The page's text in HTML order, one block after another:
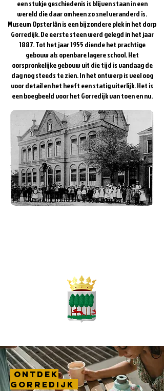
een stukje geschiedenis is blijven staan in een
wereld die daar omheen zo snel veranderd is.
Museum Opsterlân is een bijzondere plek in het dorp
Gorredijk. De eerste steen werd gelegd in het jaar
1887. Tot het jaar 1955 diende het prachtige
gebouw als openbare lagere school. Het
oorspronkelijke gebouw uit die tijd is vandaag de
dag nog steeds te zien. In het ontwerp is veel oog
voor detail en het heeft een statig uiterlijk. Het is
een boegbeeld voor het Gorredijk van toen en nu.
Ontdek
Gorredijk